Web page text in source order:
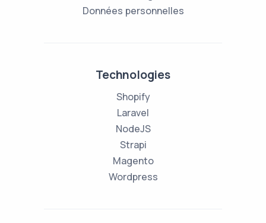
Données personnelles
Technologies
Shopify
Laravel
NodeJS
Strapi
Magento
Wordpress